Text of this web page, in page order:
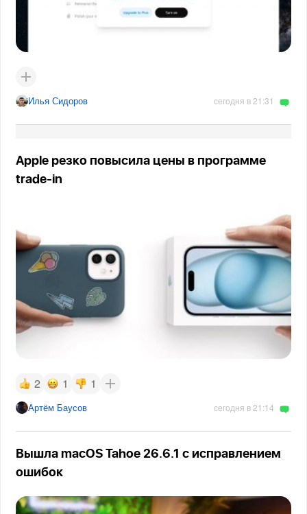
Илья Сидоров сегодня в 21:31
Apple резко повысила цены в программе
trade-in
2 1 1
Артём Баусов сегодня в 21:14
Вышла macOS Tahoe 26.6.1 с исправлением
ошибок